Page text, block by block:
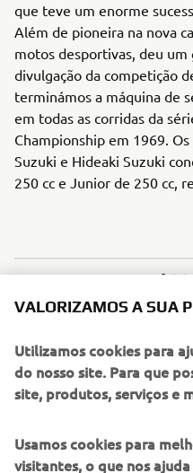
que teve um enorme
Além de pioneira na nova
motos desportivas, deu
divulgação da competição
terminámos a máquina de
em todas as corridas da
Championship em 1969.
Suzuki e Hideaki Suzuki
250 cc e Junior de 250 cc,
1970
Imagens e informações da
VALORIZAMOS A SUA
Utilizamos cookies para
do nosso site. Para que
site, produtos, serviços e
Usamos cookies para
visitantes, o que nos